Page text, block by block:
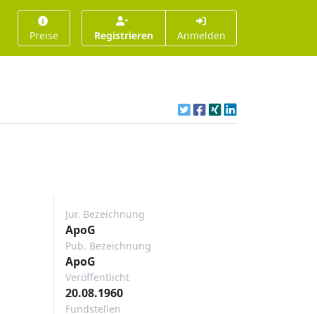
Preise Registrieren Anmelden
Jur. Bezeichnung
ApoG
Pub. Bezeichnung
ApoG
Veröffentlicht
20.08.1960
Fundstellen